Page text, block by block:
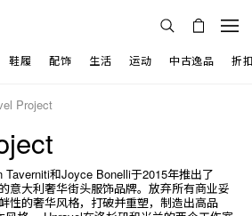
鞋履 配饰 生活 运动 中古逸品 折
Project
和Joyce Bonelli于2015年推出了
意大利奢华街头服饰品牌。放弃所有商业妥
性的奢华风格，打破并重塑，制造出高品